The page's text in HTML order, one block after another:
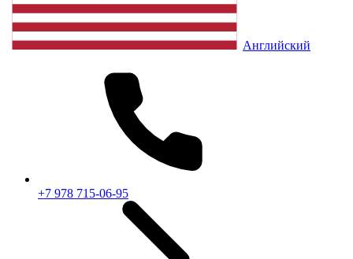
Английский
+7 978 715-06-95